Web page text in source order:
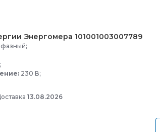
Энергомера 101001003007789
230 В;
13.08.2026